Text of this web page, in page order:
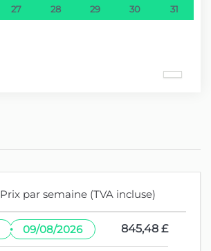
27 28 29 30 31
Prix par semaine (TVA incluse)
· 09/08/2026 845,48 £